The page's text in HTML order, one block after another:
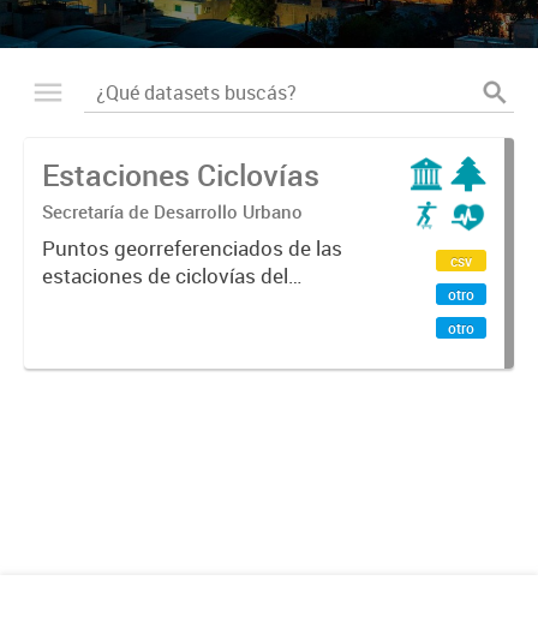
Estaciones Ciclovías
Secretaría de Desarrollo Urbano
Puntos georreferenciados de las
estaciones de ciclovías del
csv
otro
otro